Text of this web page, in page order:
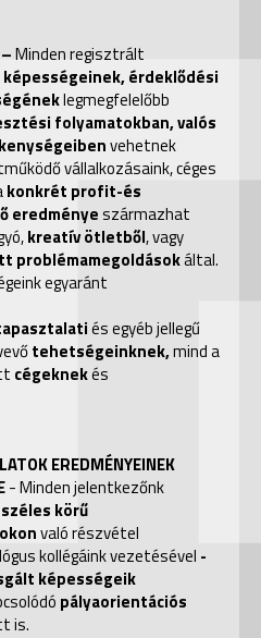
Minden regisztrált
érdeklődési
legmegfelelőbb
folyamatokban, valós
vehetnek
vállalkozásaink, céges
konkrét profit-és
eredményeszármazhat
kreatív ötletből, vagy
problémamegoldásokáltal.
egyaránt
és egyéb jellegű
tehetségeinknek,mind a
cégeknekés
EREDMÉNYEINEK
- Minden jelentkezőnk
széles körű
való részvétel
kollégáink vezetésével -
képességeik
pályaorientációs
is.